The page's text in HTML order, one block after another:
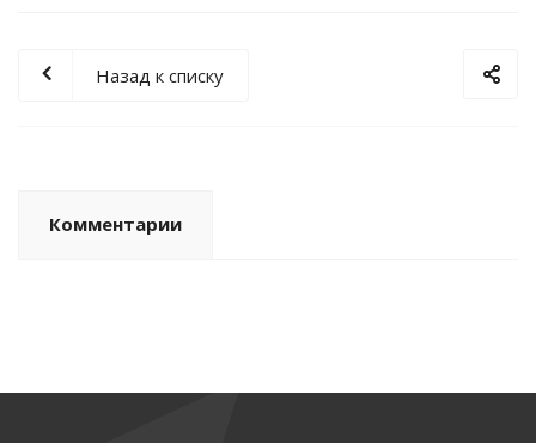
Назад к списку
Комментарии